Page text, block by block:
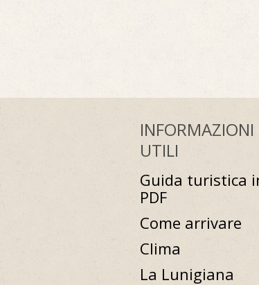
INFORMAZIONI
UTILI
Guida turistica
PDF
Come arrivare
Clima
La Lunigiana